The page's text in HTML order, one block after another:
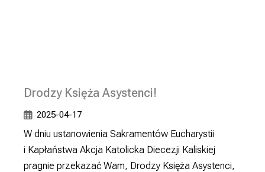
Drodzy Księża Asystenci!
2025-04-17
W dniu ustanowienia Sakramentów Eucharystii
i Kapłaństwa Akcja Katolicka Diecezji Kaliskiej
pragnie przekazać Wam, Drodzy Księża Asystenci,